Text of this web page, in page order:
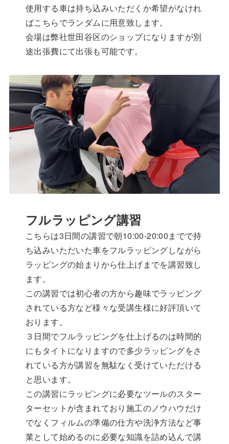
使用する車は持ち込みいただくか希望がなけれ
ばこちらでランダムに用意致します。
会場は弊社世田谷区のショップになりますが別
途出張費にて出張も可能です。
フルラッピング講習
こちらは3日間の講習で朝10:00-20:00までで持
ち込みいただいた車をフルラッピングしながら
ラッピングの始まりから仕上げまでを講習致し
ます。
この講習では初心者の方から趣味でラッピング
されている方など様々な受講生様に好評頂いて
おります。
３日間でフルラッピングを仕上げるのは時間的
にもタイトになりますので多少ラッピングをさ
れている方が講習を無駄なく受けていただける
と思います。
この講習にラッピングに必要なツールのスター
ターセットが含まれており施工のノウハウだけ
でなくフィルムの準備の仕方や洗浄方法など事
業として始めるのに必要な知識を詰め込んで講